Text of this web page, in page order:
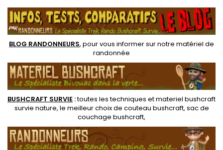
incassable et 100% étanche,
même avec des boissons
gazeuses et passe au...
boisson chaude ou froide, ou
une soupe
BLOG RANDONNEURS, pour vous informer sur notre matériel de
randonnée
BUSHCRAFT SURVIE :toutes les techniques etmateriel bushcraft
survie nature, le meilleur choix de couteau bushcraft, sac de
couchage bushcraft,